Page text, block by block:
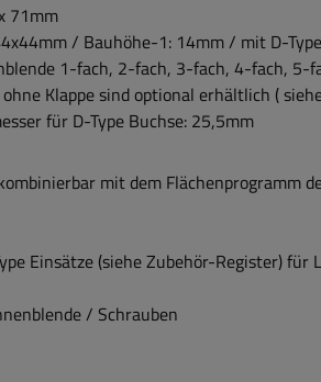
71mm
/ Bauhöhe-1: 14mm / mit D-
1-fach, 2-fach, 3-fach, 4-fach, 5-
Klappe sind optional erhältlich (
für D-Type Buchse: 25,5mm
mit dem Flächenprogramm
Einsätze (siehe Zubehör-Register) für
/ Schrauben